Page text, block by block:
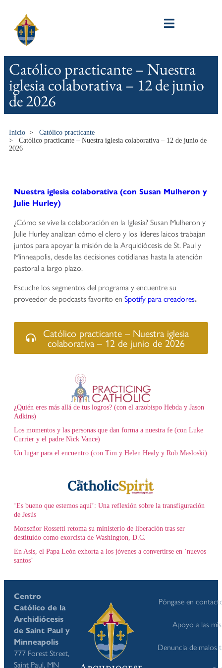
Católico practicante – Nuestra
iglesia colaborativa – 12 de junio
de 2026
Inicio >
Católico practicante
>
Católico practicante – Nuestra iglesia colaborativa – 12 de junio de
2026
Nuestra iglesia colaborativa (con Susan Mulheron y
Julie Hurley)
¿Cómo se vive la colaboración en la Iglesia? Susan Mulheron y
Julie Hurley analizan cómo el clero y los líderes laicos trabajan
juntos para apoyar la misión de la Arquidiócesis de St. Paul y
Minneapolis, desde las decisiones cotidianas hasta la atención
pastoral a largo plazo.
Escuche los segmentos del programa y encuentre su
proveedor de podcasts favorito en Spotify para creadores.
Católico practicante – Nuestra iglesia
colaborativa – 12 de junio de 2026
¿Quién eres más allá de tus logros? (con el arzobispo Hebda y Jason
Adkins)
Los momentos y las personas que dan forma a nuestra fe (con Luke
Currier y el padre Nick Vance)
Un lugar para el encuentro (con Tim y Helen Healy y Rob Masloski)
‘Es bueno que estemos aquí’: Una reflexión sobre la transfiguración
de Jesús
Monseñor Rossetti retoma su ministerio de liberación tras ser
destituido como exorcista de Washington, D.C.
En Asís, el Papa León exhorta a los jóvenes a convertirse en ‘nuevos
santos’
Centro
Católico de la
Archidiócesis
de Saint Paul y
Minneapolis
777 Forest Street,
Saint Paul, MN
Póngase en
Apoyo a las
Denuncia de malos